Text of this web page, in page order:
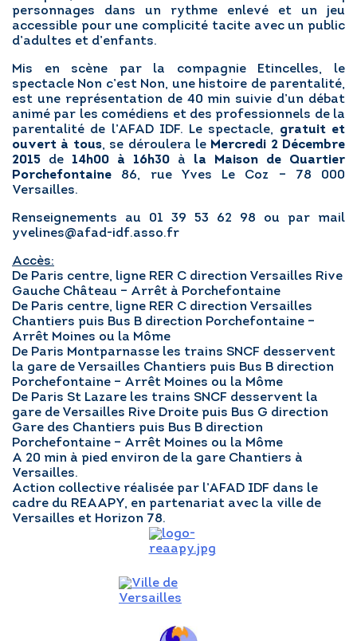
personnages dans un rythme enlevé et un jeu
accessible pour une complicité tacite avec un public
d’adultes et d’enfants.
Mis en scène par la compagnie Etincelles, le
spectacle Non c’est Non, une histoire de parentalité,
est une représentation de 40 min suivie d’un débat
animé par les comédiens et des professionnels de la
parentalité de l’AFAD IDF. Le spectacle, gratuit et
ouvert à tous, se déroulera leMercredi 2 Décembre
2015 de 14h00 à 16h30 à la Maison de Quartier
Porchefontaine 86, rue Yves Le Coz – 78 000
Versailles.
Renseignements au 01 39 53 62 98 ou par mail
yvelines@afad-idf.asso.fr
Accès:
De Paris centre, ligne RER C direction Versailles Rive
Gauche Château – Arrêt à Porchefontaine
De Paris centre, ligne RER C direction Versailles
Chantiers puis Bus B direction Porchefontaine –
Arrêt Moines ou la Môme
De Paris Montparnasse les trains SNCF desservent
la gare de Versailles Chantiers puis Bus B direction
Porchefontaine – Arrêt Moines ou la Môme
De Paris St Lazare les trains SNCF desservent la
gare de Versailles Rive Droite puis Bus G direction
Gare des Chantiers puis Bus B direction
Porchefontaine – Arrêt Moines ou la Môme
A 20 min à pied environ de la gare Chantiers à
Versailles.
Action collective réalisée par l’AFAD IDF dans le
cadre du REAAPY, en partenariat avec la ville de
Versailles et Horizon 78.